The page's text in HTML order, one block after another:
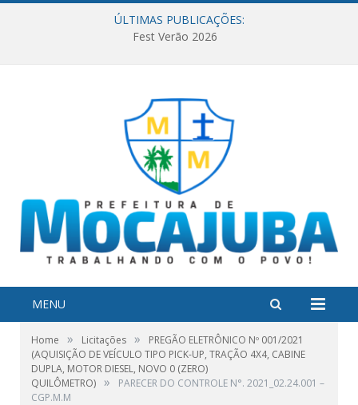
ÚLTIMAS PUBLICAÇÕES:
Fest Verão 2026
MENU
Home » Licitações »
PREGÃO ELETRÔNICO Nº 001/2021
(AQUISIÇÃO DE VEÍCULO TIPO PICK-UP, TRAÇÃO 4X4, CABINE
DUPLA, MOTOR DIESEL, NOVO 0 (ZERO)
QUILÔMETRO) »
PARECER DO CONTROLE N°. 2021_02.24.001 –
CGP.M.M